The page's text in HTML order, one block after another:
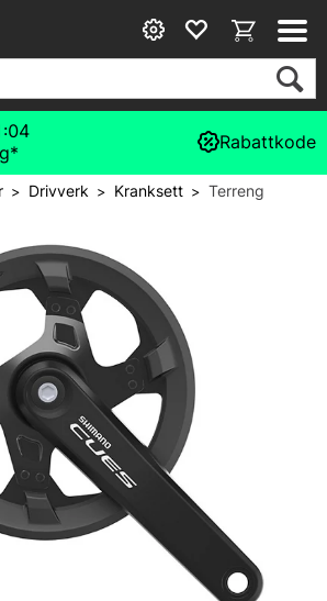
Rabattkode
> Drivverk> Kranksett>Terreng